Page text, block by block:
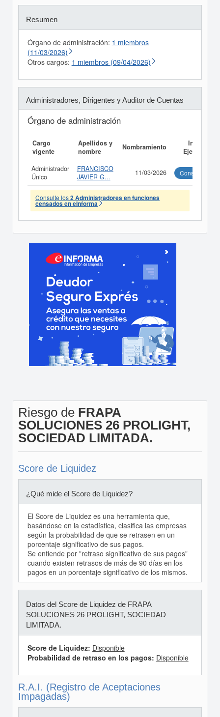
Resumen
Órgano de administración: 1 miembros
(11/03/2026)
Otros cargos: 1 miembros (09/04/2026)
Administradores, Dirigentes y Auditor de Cuentas
Órgano de administración
Cargo
vigente
Apellidos y
nombre
Nombramiento
Informe
Ejecutivo
Administrador
Único
FRANCISCO
JAVIER G...
11/03/2026 Consultar
Consulte los2 Administradores en funciones
censados en eInforma
Riesgo de FRAPA
SOLUCIONES 26 PROLIGHT,
SOCIEDAD LIMITADA.
Score de Liquidez
¿Qué mide el Score de Liquidez?
El Score de Liquidez es una herramienta que,
basándose en la estadística, clasifica las empresas
según la probabilidad de que se retrasen en un
porcentaje significativo de sus pagos.
Se entiende por "retraso significativo de sus pagos"
cuando existen retrasos de más de 90 días en los
pagos en un porcentaje significativo de los mismos.
Datos del Score de Liquidez de FRAPA
SOLUCIONES 26 PROLIGHT, SOCIEDAD
LIMITADA.
Score de Liquidez: Disponible
Probabilidad de retraso en los pagos: Disponible
R.A.I. (Registro de Aceptaciones
Impagadas)